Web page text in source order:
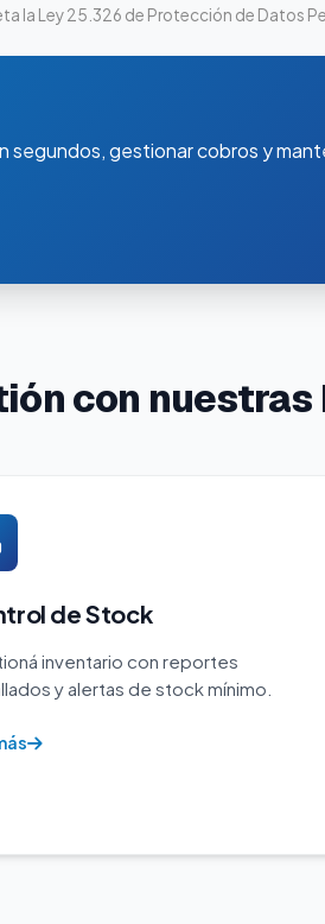
la Ley 25.326 de Protección de Datos
segundos, gestionar cobros y
con
de Stock
inventario con reportes
y alertas de stock mínimo.